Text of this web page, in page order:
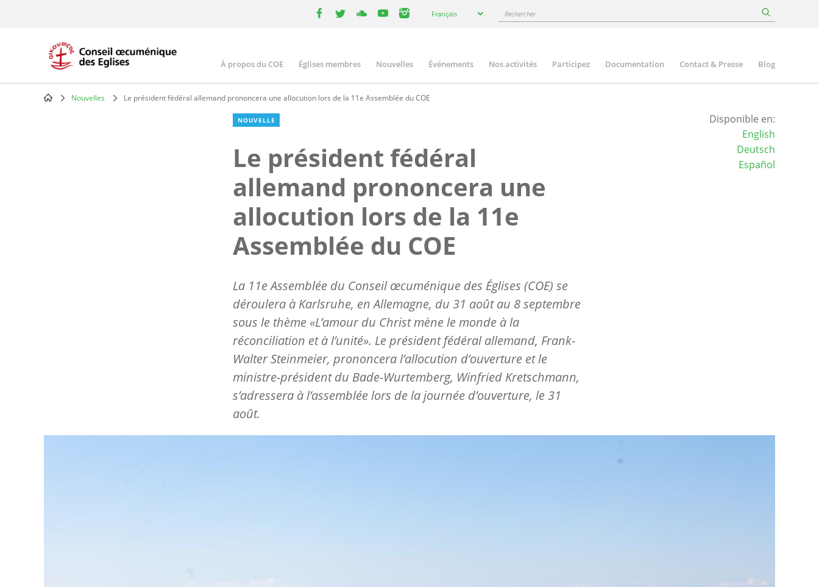
your
Français Rechercher
Main
navigation
À propos du COE Églises membres Nouvelles Événements Nos activités Participez Documentation Contact & Presse Blog
Nouvelles Le président fédéral allemand prononcera une allocution lors de la 11e Assemblée du COE
NOUVELLE
Le président fédéral
allemand prononcera une
allocution lors de la 11e
Assemblée du COE
La 11e Assemblée du Conseil œcuménique des Églises (COE) se
déroulera à Karlsruhe, en Allemagne, du 31 août au 8 septembre
sous le thème «L’amour du Christ mène le monde à la
réconciliation et à l’unité». Le président fédéral allemand, Frank-
Walter Steinmeier, prononcera l’allocution d’ouverture et le
ministre-président du Bade-Wurtemberg, Winfried Kretschmann,
s’adressera à l’assemblée lors de la journée d’ouverture, le 31
août.
Disponible en:
English
Deutsch
Español